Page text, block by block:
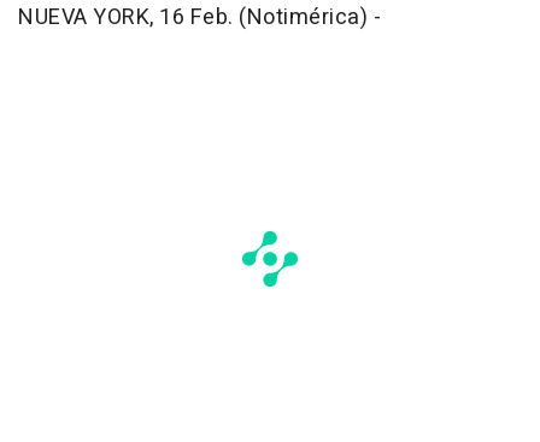
NUEVA YORK, 16 Feb. (Notimérica) -